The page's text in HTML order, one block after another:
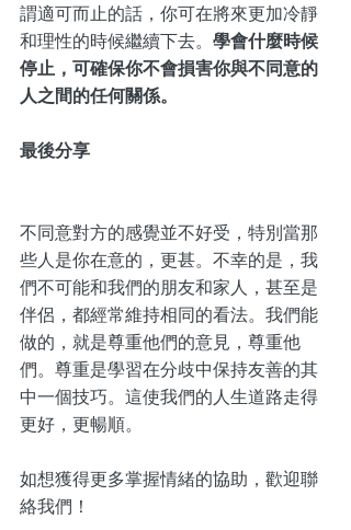
謂適可而止的話，你可在將來更加冷靜
和理性的時候繼續下去。 學會什麼時候
停止，可確保你不會損害你與不同意的
人之間的任何關係。
最後分享
不同意對方的感覺並不好受，特別當那
些人是你在意的，更甚。不幸的是，我
們不可能和我們的朋友和家人，甚至是
伴侶，都經常維持相同的看法。我們能
做的，就是尊重他們的意見，尊重他
們。尊重是學習在分歧中保持友善的其
中一個技巧。這使我們的人生道路走得
更好，更暢順。
如想獲得更多掌握情緒的協助，歡迎聯
絡我們 ！